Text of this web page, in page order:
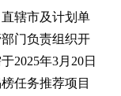
辖市及计划单
门负责组织开
2025年3月20日
任务推荐项目